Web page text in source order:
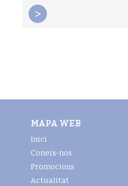
>
MAPA WEB
Inici
Coneix-nos
Promocions
Actualitat